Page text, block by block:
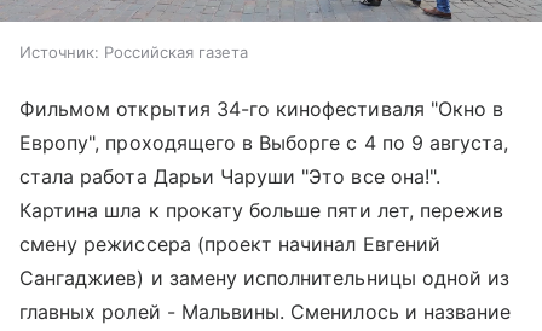
Источник: Российская газета
Фильмом открытия 34-го кинофестиваля "Окно в
Европу", проходящего в Выборге с 4 по 9 августа,
стала работа Дарьи Чаруши "Это все она!".
Картина шла к прокату больше пяти лет, пережив
смену режиссера (проект начинал Евгений
Сангаджиев) и замену исполнительницы одной из
главных ролей - Мальвины. Сменилось и название